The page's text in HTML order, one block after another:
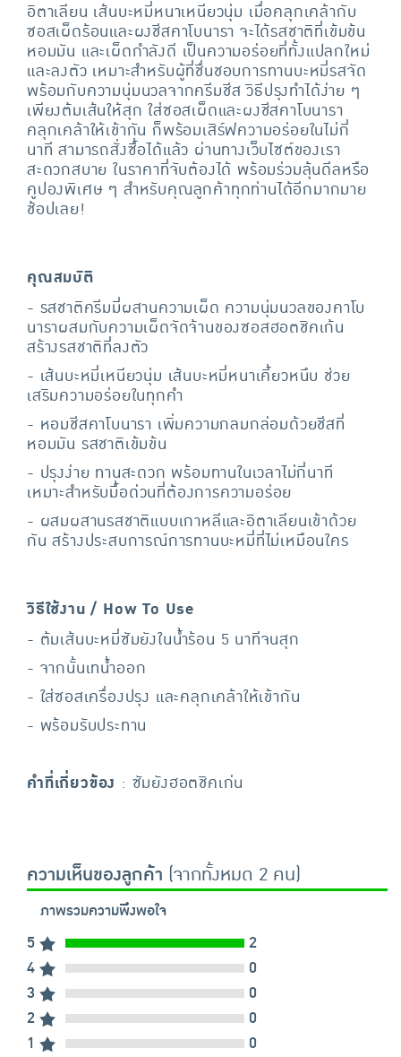
อิตาเลียน เส้นบะหมี่หนาเหนียวนุ่ม เมื่อคลุกเคล้ากับ
ซอสเผ็ดร้อนและผงชีสคาโบนารา จะได้รสชาติที่เข้มข้น
หอมมัน และเผ็ดกำลังดี เป็นความอร่อยที่ทั้งแปลกใหม่
และลงตัว เหมาะสำหรับผู้ที่ชื่นชอบการทานบะหมี่รสจัด
พร้อมกับความนุ่มนวลจากครีมชีส วิธีปรุงทำได้ง่าย ๆ
เพียงต้มเส้นให้สุก ใส่ซอสเผ็ดและผงชีสคาโบนารา
คลุกเคล้าให้เข้ากัน ก็พร้อมเสิร์ฟความอร่อยในไม่กี่
นาที สามารถสั่งซื้อได้แล้ว ผ่านทางเว็บไซต์ของเรา
สะดวกสบาย ในราคาที่จับต้องได้ พร้อมร่วมลุ้นดีลหรือ
คูปองพิเศษ ๆ สำหรับคุณลูกค้าทุกท่านได้อีกมากมาย
ช้อปเลย!
คุณสมบัติ
- รสชาติครีมมี่ผสานความเผ็ด ความนุ่มนวลของคาโบ
นาราผสมกับความเผ็ดจัดจ้านของซอสฮอตชิคเก้น
สร้างรสชาติที่ลงตัว
- เส้นบะหมี่เหนียวนุ่ม เส้นบะหมี่หนาเคี้ยวหนึบ ช่วย
เสริมความอร่อยในทุกคำ
- หอมชีสคาโบนารา เพิ่มความกลมกล่อมด้วยชีสที่
หอมมัน รสชาติเข้มข้น
- ปรุงง่าย ทานสะดวก พร้อมทานในเวลาไม่กี่นาที
เหมาะสำหรับมื้อด่วนที่ต้องการความอร่อย
- ผสมผสานรสชาติแบบเกาหลีและอิตาเลียนเข้าด้วย
กัน สร้างประสบการณ์การทานบะหมี่ที่ไม่เหมือนใคร
วิธีใช้งาน / How To Use
- ต้มเส้นบะหมี่ซัมยังในน้ำร้อน 5 นาทีจนสุก
- จากนั้นเทน้ำออก
- ใส่ซอสเครื่องปรุง และคลุกเคล้าให้เข้ากัน
- พร้อมรับประทาน
คำที่เกี่ยวข้อง : ซัมยังฮอตชิคเก่น
ความเห็นของลูกค้า (จากทั้งหมด 2 คน)
ภาพรวมความพึงพอใจ
5
2
4
0
3
0
2
0
1
0